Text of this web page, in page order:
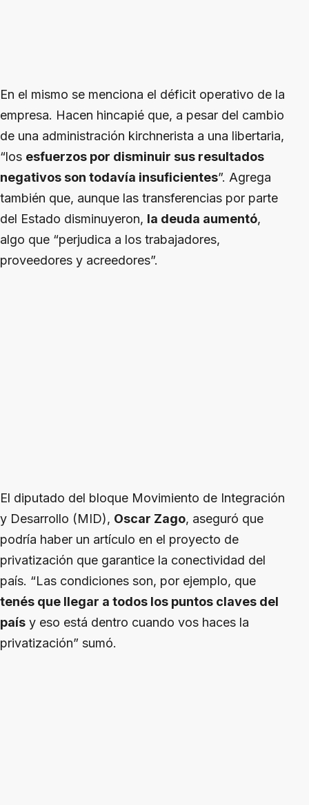
En el mismo se menciona el déficit operativo de la
empresa. Hacen hincapié que, a pesar del cambio
de una administración kirchnerista a una libertaria,
“los esfuerzos por disminuir sus resultados
negativos son todavía insuficientes”. Agrega
también que, aunque las transferencias por parte
del Estado disminuyeron, la deuda aumentó,
algo que “perjudica a los trabajadores,
proveedores y acreedores”.
El diputado del bloque Movimiento de Integración
y Desarrollo (MID), Oscar Zago, aseguró que
podría haber un artículo en el proyecto de
privatización que garantice la conectividad del
país. “Las condiciones son, por ejemplo, que
tenés que llegar a todos los puntos claves del
país y eso está dentro cuando vos haces la
privatización” sumó.